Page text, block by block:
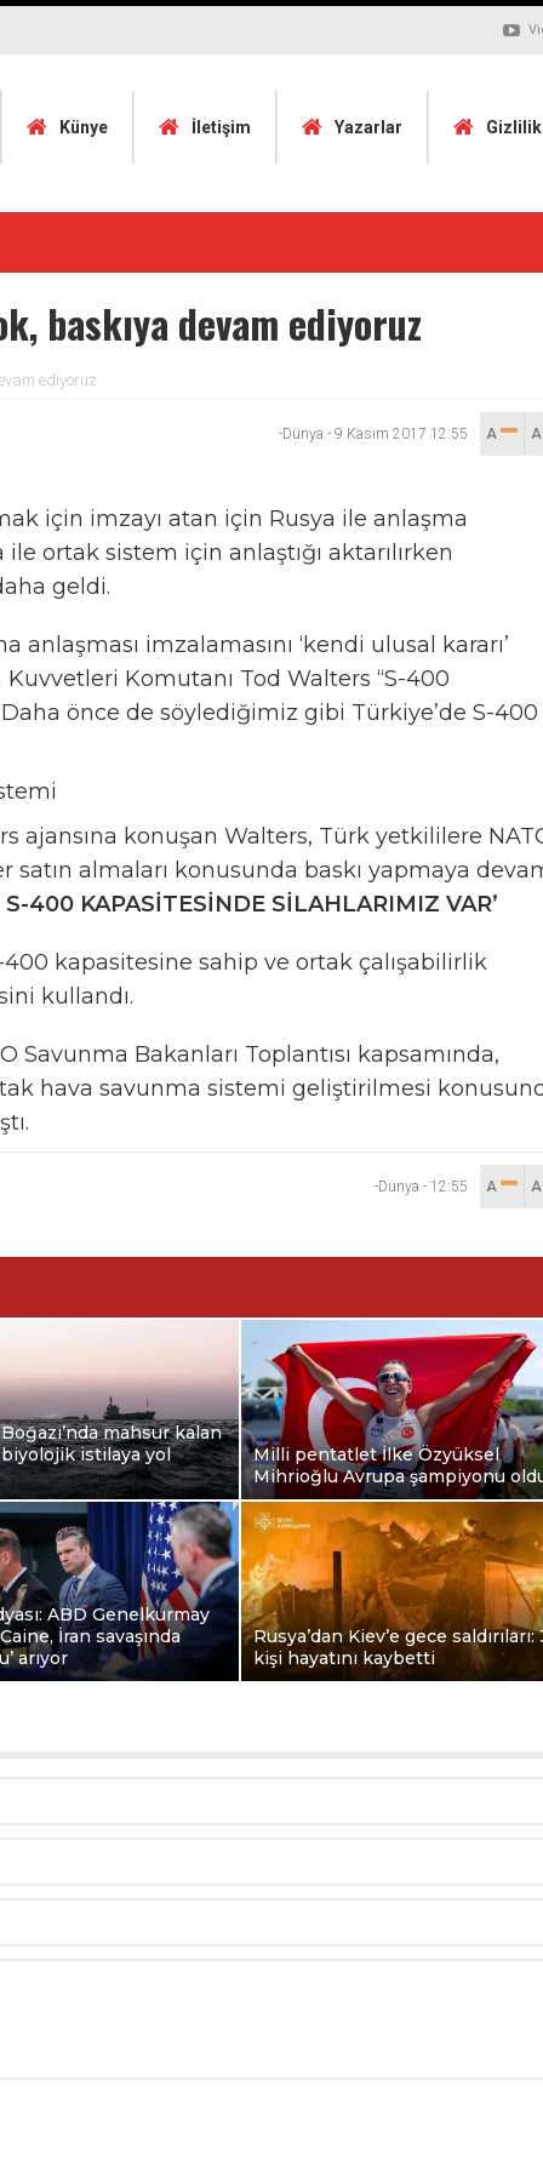
Künye İletişim Yazarlar
baskıya devam ediyoruz
ediyoruz
-Dünya - 9 Kasım 2017 12:55 A
için imzayı atan için Rusya ile anlaşma
ortak sistem için anlaştığı aktarılırken
geldi.
anlaşması imzalamasını ‘kendi ulusal kararı’
Komutanı Tod Walters “S-400
önce de söylediğimiz gibi Türkiye’de S-400
ajansına konuşan Walters, Türk yetkililere
almaları konusunda baskı yapmaya
S-400 KAPASİTESİNDE SİLAHLARIMIZ VAR’
400 kapasitesine sahip ve ortak çalışabilirlik
kullandı.
Savunma Bakanları Toplantısı kapsamında,
hava savunma sistemi geliştirilmesi
-Dünya - 12:55 A
mahsur kalan
istilaya yol
Milli pentatlet İlke Özyüksel
Mihrioğlu Avrupa şampiyonu
ABD Genelkurmay
İran savaşında
arıyor
Rusya’dan Kiev’e gece saldırıları:
kişi hayatını kaybetti